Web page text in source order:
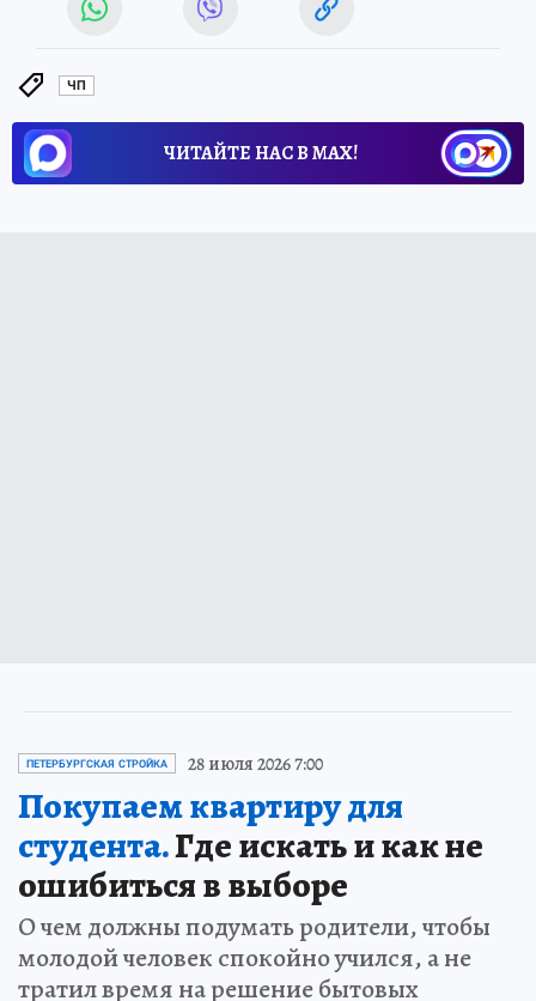
ЧП
ЧИТАЙТЕ НАС В МАХ!
ПЕТЕРБУРГСКАЯ СТРОЙКА 28 июля 2026 7:00
Покупаем квартиру для
студента.Где искать и как не
ошибиться в выборе
О чем должны подумать родители, чтобы
молодой человек спокойно учился, а не
тратил время на решение бытовых